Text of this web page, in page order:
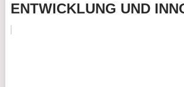
ENTWICKLUNG UND